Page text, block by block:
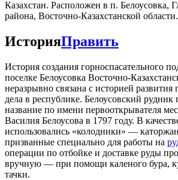
Казахстан. Расположен в п. Белоусовка,
района, Восточно-Казахстанской области.
ИсторияПравить
История создания горноспасательного
поселке Белоусовка Восточно-
неразрывно связана с историей
дела в республике. Белоусовский рудник
название по имени первооткрывателя
Василия Белоусова в 1797 году. В
использовались «колодники» —
призванные специально для работы на
операции по отбойке и доставке руды
вручную — при помощи каленого бура,
тачки.